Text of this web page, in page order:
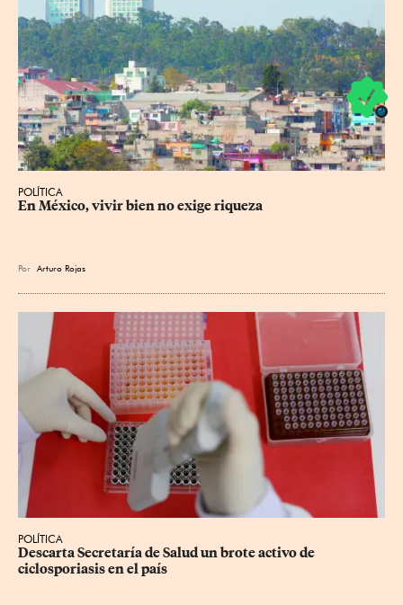
POLÍTICA
En México, vivir bien no exige riqueza
Por Arturo Rojas
POLÍTICA
Descarta Secretaría de Salud un brote activo de
ciclosporiasis en el país